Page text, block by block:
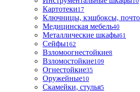
Картотеки17
Ключницы, кэшбоксы,
Медицинская мебель40
Металлические шкафы61
Сейфы162
Взломоогнестойкие8
Взломостойкие109
Огнестойкие35
Оружейные10
Скамейки, стулья5